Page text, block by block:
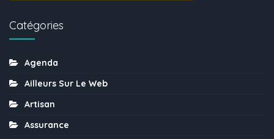
Catégories
Agenda
Ailleurs Sur Le Web
Artisan
Assurance